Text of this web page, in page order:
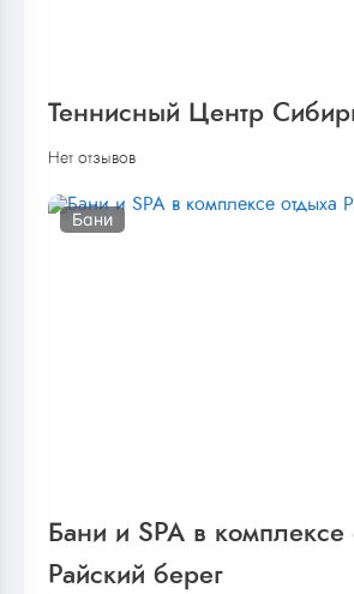
Теннисный Центр
Нет отзывов
Бани
Бани и SPA в комплексе
Райский берег